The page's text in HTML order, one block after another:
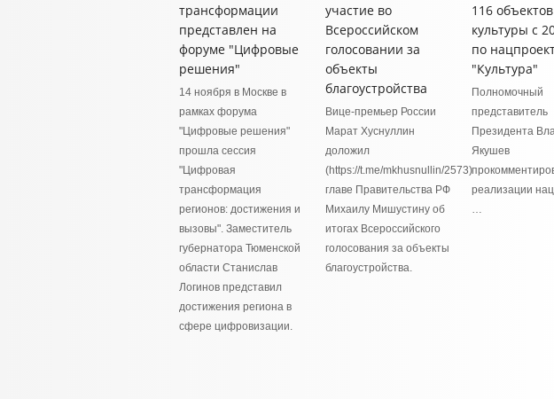
трансформации
представлен на
форуме "Цифровые
решения"
14 ноября в Москве в
рамках форума
"Цифровые решения"
прошла сессия
"Цифровая
трансформация
регионов: достижения и
вызовы". Заместитель
губернатора Тюменской
области Станислав
Логинов представил
достижения региона в
сфере цифровизации.
участие во
Всероссийском
голосовании за
объекты
благоустройства
Вице-премьер России
Марат Хуснуллин
доложил
(https://t.me/mkhusnullin/2573)
главе Правительства РФ
Михаилу Мишустину об
итогах Всероссийского
голосования за объекты
благоустройства.
116 объектов
культуры с
по
"Культура"
Полномочный
представитель
Президента
Якушев
реализации